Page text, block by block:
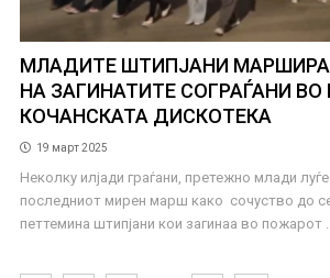
МЛАДИТЕ ШТИПЈАНИ
НА ЗАГИНАТИТЕ СОГРАЃАНИ
КОЧАНСКАТА ДИСКОТЕКА
19 март 2025
Неколку илјади граѓани, претежно млади
последниот мирен марш како сочуство до
петтемина штипјани кои загинаа во пожарот ...